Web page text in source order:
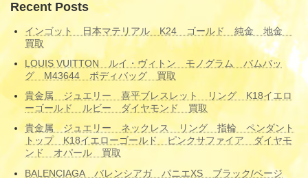
Recent Posts
インゴット 日本マテリアル K24 ゴールド 純金 地金
買取
LOUIS VUITTON ルイ・ヴィトン モノグラム バムバッ
グ M43644 ボディバッグ 買取
貴金属 ジュエリー 喜平ブレスレット リング K18イエロ
ーゴールド ルビー ダイヤモンド 買取
貴金属 ジュエリー ネックレス リング 指輪 ペンダント
トップ K18イエローゴールド ピンクサファイア ダイヤモ
ンド オパール 買取
BALENCIAGA バレンシアガ パニエXS ブラック/ベージ